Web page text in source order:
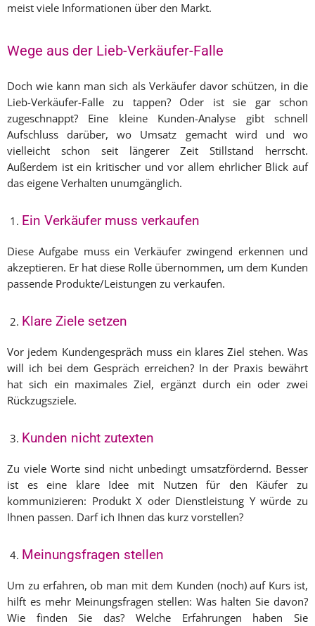
meist viele Informationen über den Markt.
Wege aus der Lieb-Verkäufer-Falle
Doch wie kann man sich als Verkäufer davor schützen, in die
Lieb-Verkäufer-Falle zu tappen? Oder ist sie gar schon
zugeschnappt? Eine kleine Kunden-Analyse gibt schnell
Aufschluss darüber, wo Umsatz gemacht wird und wo
vielleicht schon seit längerer Zeit Stillstand herrscht.
Außerdem ist ein kritischer und vor allem ehrlicher Blick auf
das eigene Verhalten unumgänglich.
Ein Verkäufer muss verkaufen
Diese Aufgabe muss ein Verkäufer zwingend erkennen und
akzeptieren. Er hat diese Rolle übernommen, um dem Kunden
passende Produkte/Leistungen zu verkaufen.
Klare Ziele setzen
Vor jedem Kundengespräch muss ein klares Ziel stehen. Was
will ich bei dem Gespräch erreichen? In der Praxis bewährt
hat sich ein maximales Ziel, ergänzt durch ein oder zwei
Rückzugsziele.
Kunden nicht zutexten
Zu viele Worte sind nicht unbedingt umsatzfördernd. Besser
ist es eine klare Idee mit Nutzen für den Käufer zu
kommunizieren: Produkt X oder Dienstleistung Y würde zu
Ihnen passen. Darf ich Ihnen das kurz vorstellen?
Meinungsfragen stellen
Um zu erfahren, ob man mit dem Kunden (noch) auf Kurs ist,
hilft es mehr Meinungsfragen stellen: Was halten Sie davon?
Wie finden Sie das? Welche Erfahrungen haben Sie